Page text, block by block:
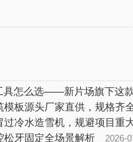
冷水造雪机，规避项目重
松牙固定全场景解析
2026-07-